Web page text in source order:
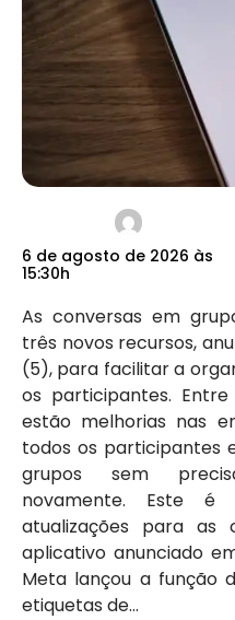
6 de agosto de 2026 às
15:30h
As conversas em
três novos recursos,
(5), para facilitar a
os participantes.
estão melhorias nas
todos os participantes
grupos sem
novamente. Este
atualizações para as
aplicativo anunciado
Meta lançou a função
etiquetas de...